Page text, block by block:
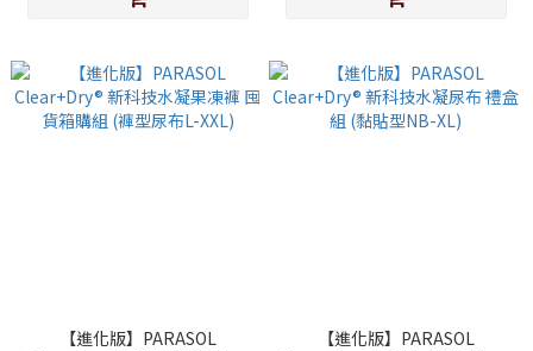
【進化版】PARASOL
【進化版】PARASOL